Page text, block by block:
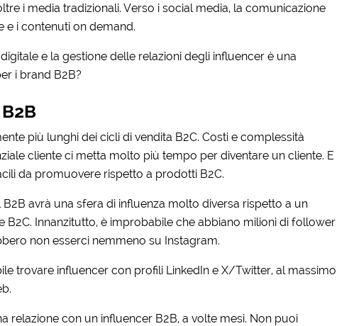
i media tradizionali. Verso i social media, la comunicazione
e i contenuti on demand.
e la gestione delle relazioni degli influencer è una
i brand B2B?
più lunghi dei cicli di vendita B2C. Costi e complessità
cliente ci metta molto più tempo per diventare un cliente. E
da promuovere rispetto a prodotti B2C.
avrà una sfera di influenza molto diversa rispetto a un
B2C. Innanzitutto, è improbabile che abbiano milioni di follower
non esserci nemmeno su Instagram.
trovare influencer con profili LinkedIn e X/Twitter, al massimo
relazione con un influencer B2B, a volte mesi. Non puoi